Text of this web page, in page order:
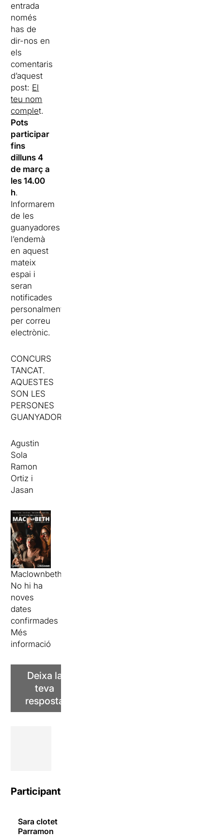
entrada
només
has de
dir-nos en
els
comentaris
d’aquest
post: El
teu nom
complet.
Pots
participar
fins
dilluns 4
de març a
les 14.00
h.
Informarem
de les
guanyadores
l’endemà
en aquest
mateix
espai i
seran
notificades
personalment
per correu
electrònic.
CONCURS
TANCAT.
AQUESTES
SON LES
PERSONES
GUANYADORES
Agustin
Sola
Ramon
Ortiz i
Jasan
Maclownbeth
No hi ha
noves
dates
confirmades
Més
informació
Deixa la
teva
resposta
Participants
Sara clotet
Parramon